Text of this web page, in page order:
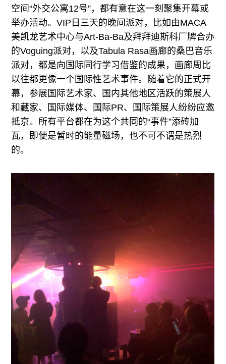
空间“外交公寓12号”，都有意在这一刻聚集开幕或
举办活动。VIP日三天的晚间派对，比如由MACA
美凯龙艺术中心与Art-Ba-Ba及拜拜迪斯科厂牌合办
的Voguing派对，以及Tabula Rasa画廊的桑巴音乐
派对，都是向国际同行学习借鉴的成果，画廊周比
以往都更像一个国际性艺术事件。随着它的正式开
幕，参展国际艺术家、国内其他地区活跃的策展人
和藏家、国际媒体、国际PR、国际策展人纷纷应邀
抵京。所有平台都在为这个共同的“事件”添砖加
瓦，即便是暂时的能量磁场，也不可不谓是热烈
的。